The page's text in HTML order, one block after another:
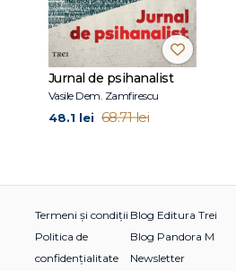
Jurnal de psihanalist
Vasile Dem. Zamfirescu
48.1 lei 68.71 lei
Termeni și condiții
Politica de
confidențialitate
Blog Editura Trei
Blog Pandora M
Newsletter